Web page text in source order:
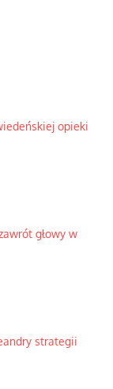
opieki
głowy w
strategii